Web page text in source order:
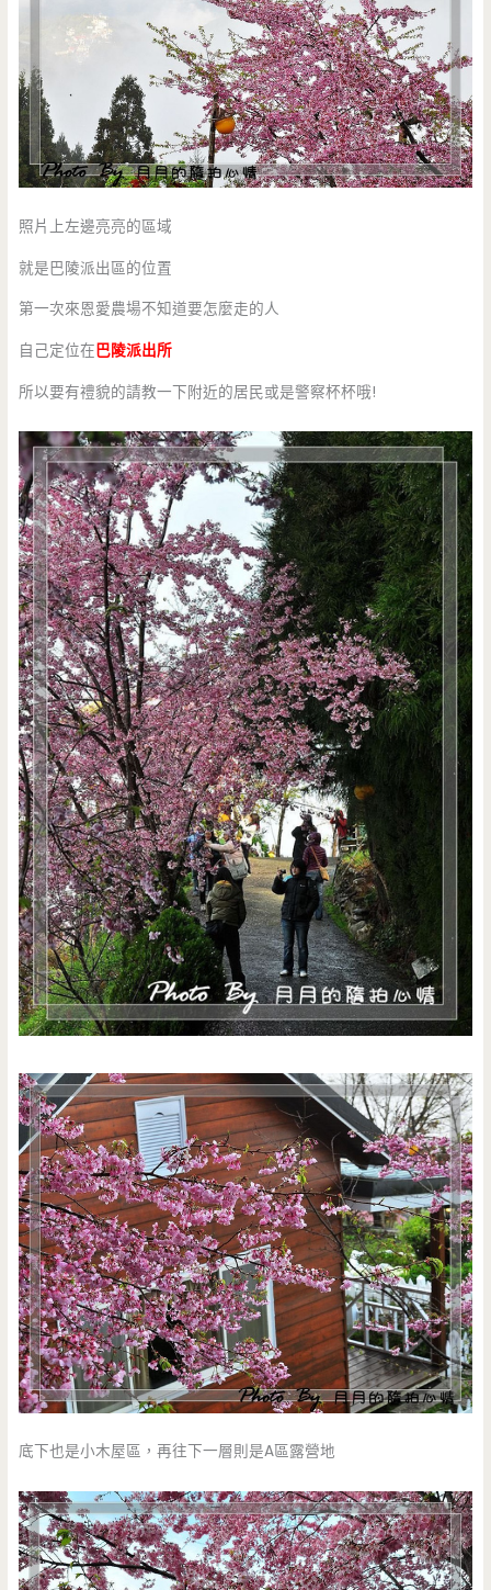
照片上左邊亮亮的區域
就是巴陵派出區的位置
第一次來恩愛農場不知道要怎麼走的人
自己定位在巴陵派出所
所以要有禮貌的請教一下附近的居民或是警察杯杯哦!
底下也是小木屋區，再往下一層則是A區露營地